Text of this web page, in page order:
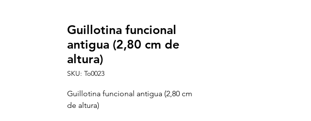
Guillotina funcional
antigua (2,80 cm de
altura)
SKU: To0023
Guillotina funcional antigua (2,80 cm
de altura)